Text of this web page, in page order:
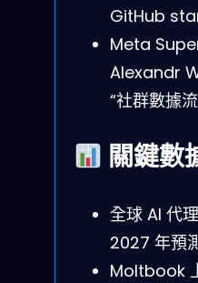
GitHub
Meta
Alexandr
“社群數據
關鍵數
全球 AI 代
2027 年預
Moltbook